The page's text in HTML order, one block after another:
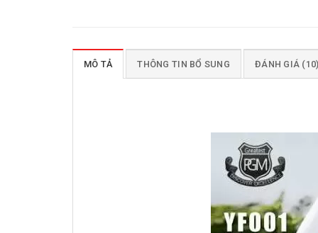
MÔ TẢ THÔNG TIN BỔ SUNG ĐÁNH GIÁ